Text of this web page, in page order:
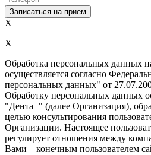
X
X
Обработка персональных данных
осуществляется согласно
персональных данных" от
Обработку персональных данных
"Дента+" (далее Организация),
целью консультирования
Организации. Настоящее
регулирует отношения между
Вами – конечным пользователем